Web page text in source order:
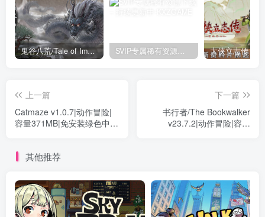
鬼谷八荒/Tale of Immortal v1.2.105.259|角色扮演|容量27.4GB|免安装绿色中文版 SVIP专属稀有资源下载 – 持续更新中
上一篇
Catmaze v1.0.7|动作冒险|
容量371MB|免安装绿色中文
下一篇
书行者/The Bookwalker
v23.7.2|动作冒险|容量
其他推荐